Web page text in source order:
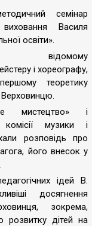
семінар
Василя
освіти».
відомому
і хореографу,
теоретику
Верховинцю.
мистецтво» і
комісії музики і
розповідь про
його внесок у
ідей В.
досягнення
зокрема,
розвитку дітей на